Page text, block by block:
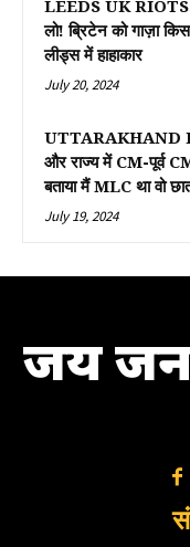
LEEDS UK RIOTS:
लो! ब्रिटेन को गाज़ा
लीड्स में हाहाकार
July 20, 2024
UTTARAKHAND
और राज्य में CM-पूर्व
बताया मैं MLC था वो
July 19, 2024
जय